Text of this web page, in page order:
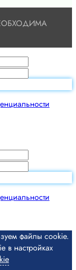
файлы cookie.
в настройках